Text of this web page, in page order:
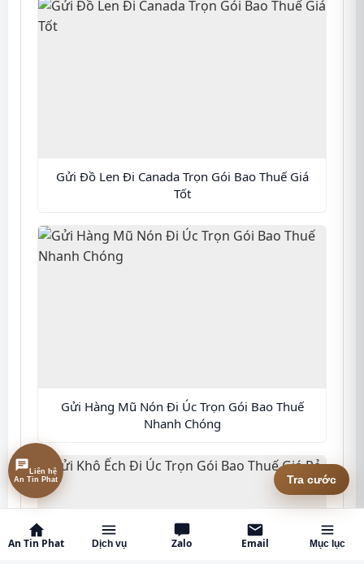
Gửi Đồ Len Đi Canada Trọn Gói Bao Thuế Giá
Tốt
Gửi Hàng Mũ Nón Đi Úc Trọn Gói Bao Thuế
Nhanh Chóng
An Tin Phat Dịch vụ Zalo Email Mục lục
Tra cước
Liên hệ An Tin Phat